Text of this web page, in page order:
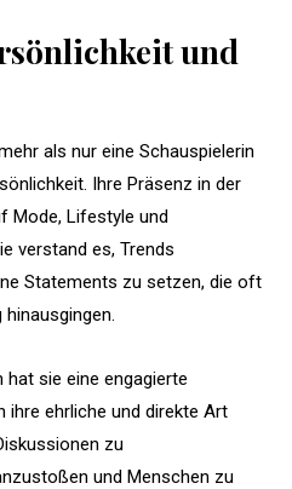
und
als nur eine Schauspielerin
Ihre Präsenz in der
Mode, Lifestyle und
verstand es, Trends
Statements zu setzen, die oft
sie eine engagierte
ihre ehrliche und direkte Art
zu
und Menschen zu